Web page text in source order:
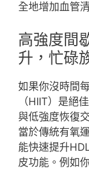
全地增加血管
高強度間
升，忙碌
如果你沒時間
（HIIT）是絕
與低強度恢復
當於傳統有氧
能快速提升
皮功能。例如